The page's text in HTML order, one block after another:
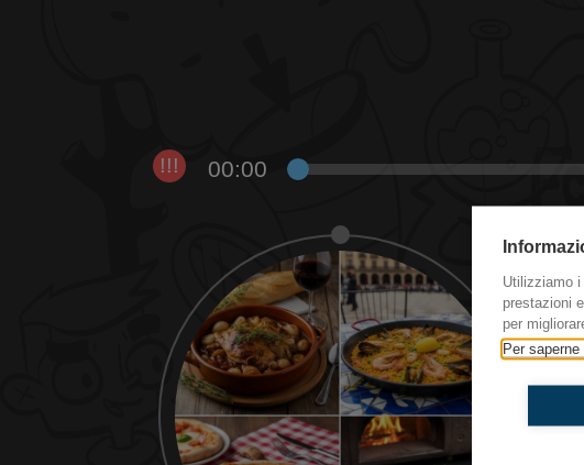
!!! 00:00
Utilizziamo
prestazioni
per
Per saperne